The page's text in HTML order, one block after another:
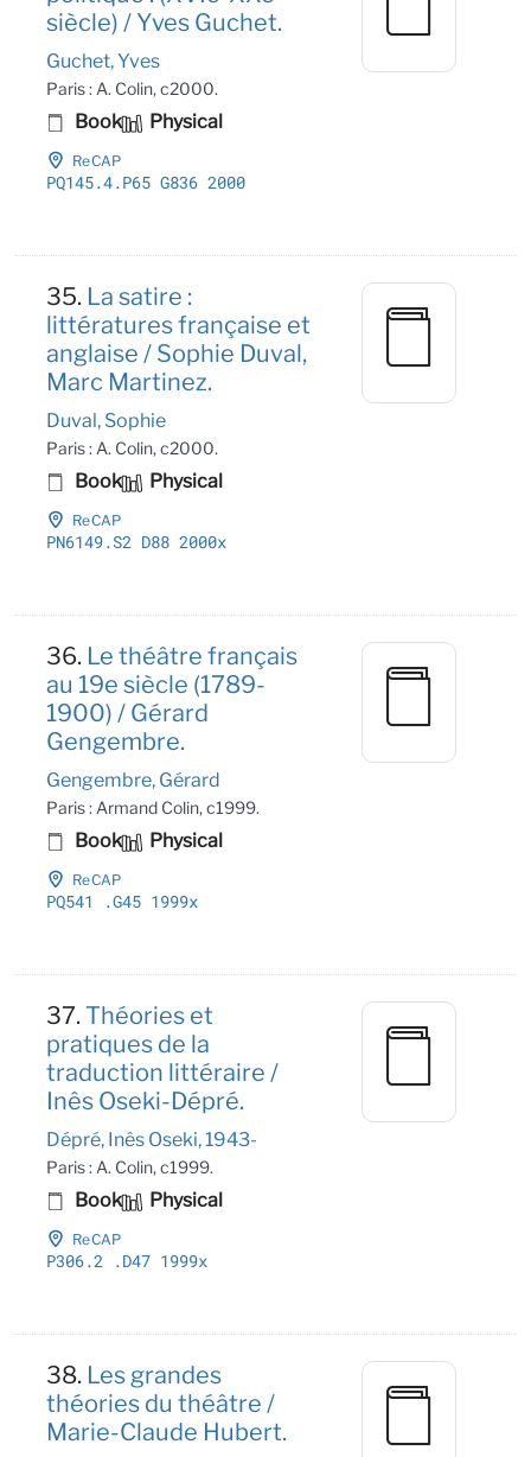
siècle) / Yves Guchet.
Guchet, Yves
Paris : A. Colin, c2000.
Book Physical
ReCAP
PQ145.4.P65 G836 2000
35. La satire :
littératures française et
anglaise / Sophie Duval,
Marc Martinez.
Duval, Sophie
Paris : A. Colin, c2000.
Book Physical
ReCAP
PN6149.S2 D88 2000x
36. Le théâtre français
au 19e siècle (1789-
1900) / Gérard
Gengembre.
Gengembre, Gérard
Paris : Armand Colin, c1999.
Book Physical
ReCAP
PQ541 .G45 1999x
37.Théories et
pratiques de la
traduction littéraire /
Inês Oseki-Dépré.
Dépré, Inês Oseki, 1943-
Paris : A. Colin, c1999.
Book Physical
ReCAP
P306.2 .D47 1999x
38. Les grandes
théories du théâtre /
Marie-Claude Hubert.